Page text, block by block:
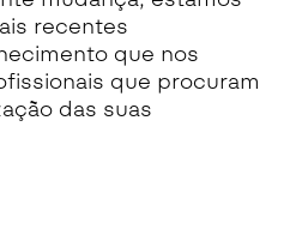
recentes
que nos
que procuram
das suas